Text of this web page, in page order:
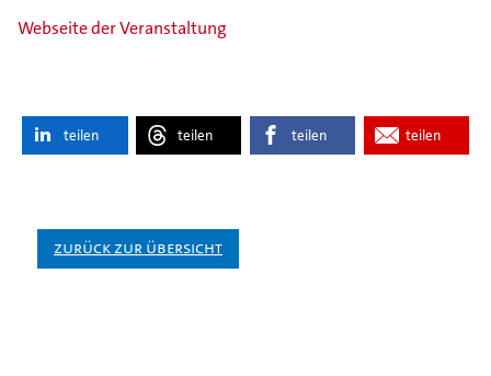
Webseite der Veranstaltung
teilen teilen teilen teilen
Zurück zur Übersicht